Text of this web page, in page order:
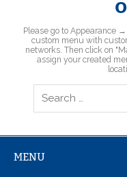
Добропільська
Please go to Appearance
custom menu with
networks. Then click on
assign your created
MENU